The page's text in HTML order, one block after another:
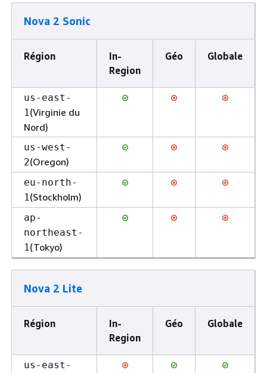
Nova 2 Sonic
Région
In-
Region
Géo Globale
us-east-
1(Virginie du
Nord)
us-west-
2(Oregon)
eu-north-
1(Stockholm)
ap-
northeast-
1(Tokyo)
Nova 2 Lite
Région
In-
Region
Géo Globale
us-east-